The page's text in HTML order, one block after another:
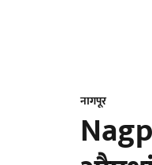
नागपूर